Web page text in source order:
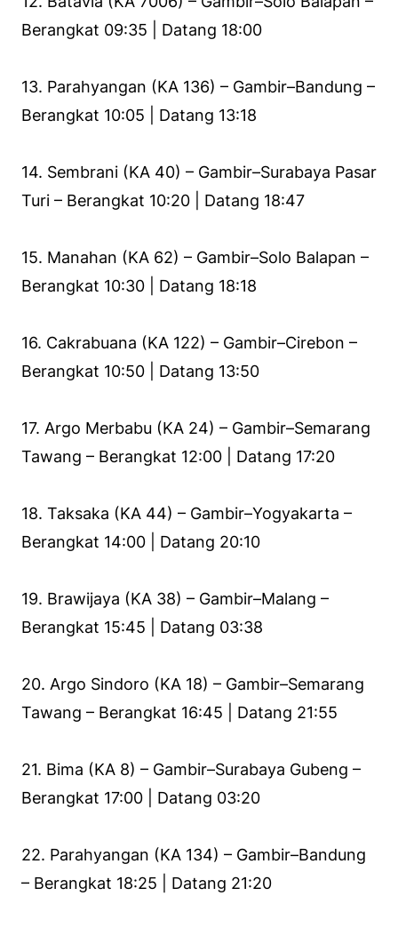
Berangkat 09:35 | Datang 18:00
13. Parahyangan (KA 136) – Gambir–Bandung –
Berangkat 10:05 | Datang 13:18
14. Sembrani (KA 40) – Gambir–Surabaya Pasar
Turi – Berangkat 10:20 | Datang 18:47
15. Manahan (KA 62) – Gambir–Solo Balapan –
Berangkat 10:30 | Datang 18:18
16. Cakrabuana (KA 122) – Gambir–Cirebon –
Berangkat 10:50 | Datang 13:50
17. Argo Merbabu (KA 24) – Gambir–Semarang
Tawang – Berangkat 12:00 | Datang 17:20
18. Taksaka (KA 44) – Gambir–Yogyakarta –
Berangkat 14:00 | Datang 20:10
19. Brawijaya (KA 38) – Gambir–Malang –
Berangkat 15:45 | Datang 03:38
20. Argo Sindoro (KA 18) – Gambir–Semarang
Tawang – Berangkat 16:45 | Datang 21:55
21. Bima (KA 8) – Gambir–Surabaya Gubeng –
Berangkat 17:00 | Datang 03:20
22. Parahyangan (KA 134) – Gambir–Bandung
– Berangkat 18:25 | Datang 21:20